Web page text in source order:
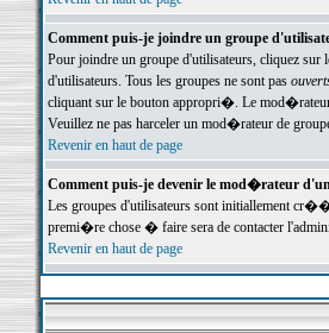
Comment puis-je joindre un groupe
Pour joindre un groupe d'utilisateurs, cliquez sur
d'utilisateurs. Tous les groupes ne sont pas
cliquant sur le bouton appropri�. Le
Veuillez ne pas harceler un mod�rateur de
Revenir en haut de page
Comment puis-je devenir le mod�rateur
Les groupes d'utilisateurs sont initiallement
premi�re chose � faire sera de contacter
Revenir en haut de page